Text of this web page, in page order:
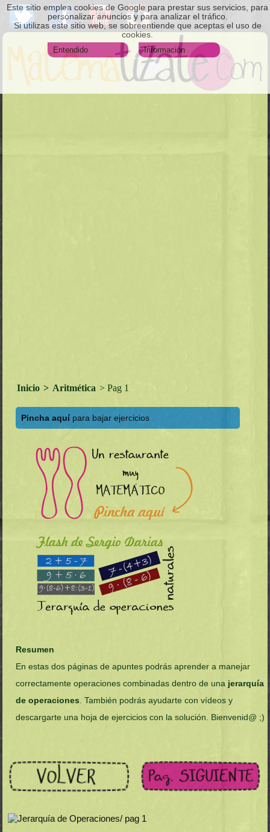
Este sitio emplea cookies de Google para prestar sus servicios, para
personalizar anuncios y para analizar el tráfico.
Si utilizas este sitio web, se sobreentiende que aceptas el uso de
cookies.
Entendido
Información
Inicio > Aritmética > Pag 1
Pincha aquípara bajar ejercicios
Resumen
En estas dos páginas de apuntes podrás aprender a manejar
correctamente operaciones combinadas dentro de una jerarquía
de operaciones. También podrás ayudarte con vídeos y
descargarte una hoja de ejercicios con la solución. Bienvenid@ ;)